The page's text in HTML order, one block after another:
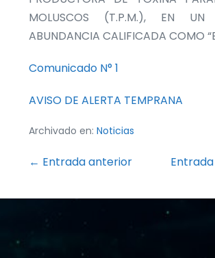
MOLUSCOS (T.P.M.), EN
ABUNDANCIA CALIFICADA COMO
Comunicado N° 1
AVISO DE ALERTA TEMPRANA
Archivado en: Noticias
Navegación
entradas
← Entrada anterior